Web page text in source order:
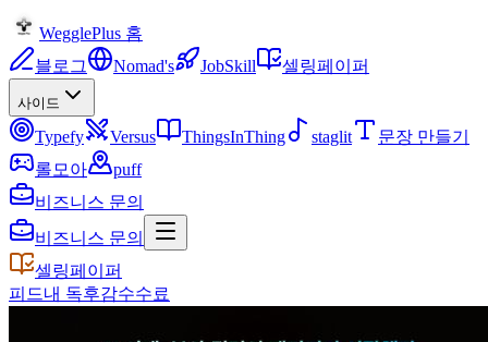
WegglePlus 홈
블로그
Nomad's JobSkill 셀링페이퍼
사이드
Typefy Versus ThingsInThing staglit
문장 만들기
롤모아
puff
비즈니스 문의
비즈니스 문의
셀링페이퍼
피드내 독후감수수료